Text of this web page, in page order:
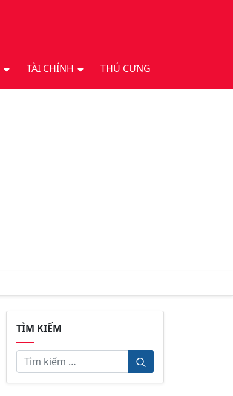
TÀI CHÍNH THÚ CƯNG
TÌM KIẾM